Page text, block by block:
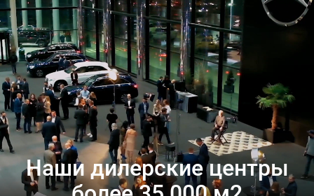
Наши дилерские центры